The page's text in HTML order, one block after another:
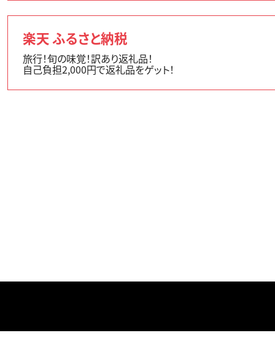
楽天 ふるさと納税
旅行！旬の味覚！訳あり返礼品！
自己負担2,000円で返礼品をゲット！